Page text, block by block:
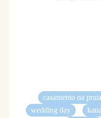
casamento na praia
wedding day